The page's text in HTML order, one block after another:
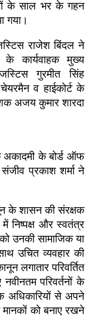
के साल भर के गहन
गया।
राजेश बिंदल ने
के कार्यवाहक मुख्य
गुरमीत सिंह
व हाईकोर्ट के
अजय कुमार शारदा
अकादमी के बोर्ड ऑफ
प्रकाश शर्मा ने
के शासन की संरक्षक
निष्पक्ष और स्वतंत्र
उनकी सामाजिक या
उचित व्यवहार की
लगातार परिवर्तित
परिवर्तनों के
अधिकारियों से अपने
को बनाए रखने